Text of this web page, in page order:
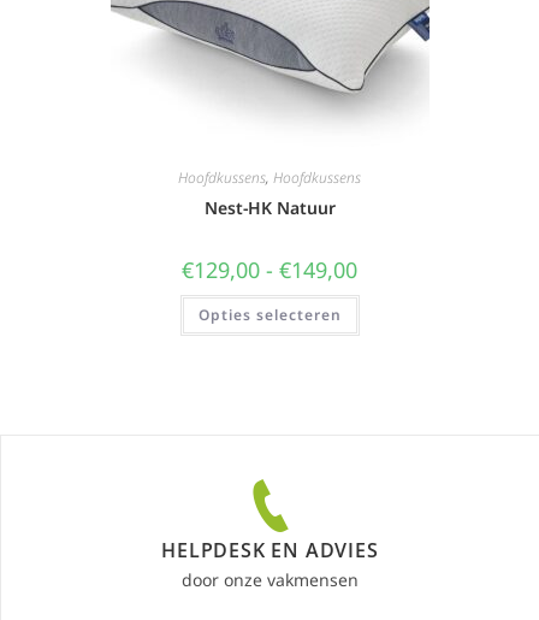
Hoofdkussens, Hoofdkussens
Nest-HK Natuur
€129,00 - €149,00
Opties selecteren
HELPDESK EN ADVIES
door onze vakmensen